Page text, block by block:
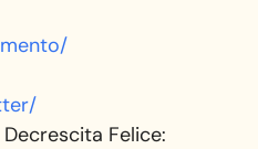
Felice: